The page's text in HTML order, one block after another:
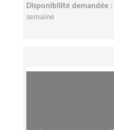
Disponibilité demandée :
semaine